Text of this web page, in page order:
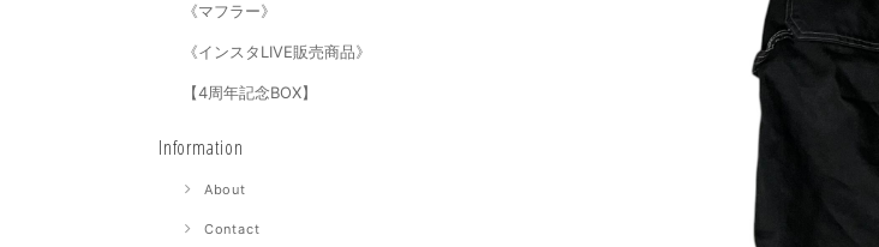
《マフラー》
《インスタLIVE販売商品》
【4周年記念BOX】
Information
About
Contact